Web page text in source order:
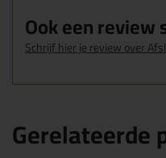
Ook een review
Schrijf hier je review over
Gerelateerde